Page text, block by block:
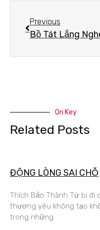
Previous
Bồ Tát Lắng
On Key
Related Posts
ĐỘNG LÒNG SAI CHỖ
Thích Bảo Thành Từ bi
thương yêu không tạo
trong những